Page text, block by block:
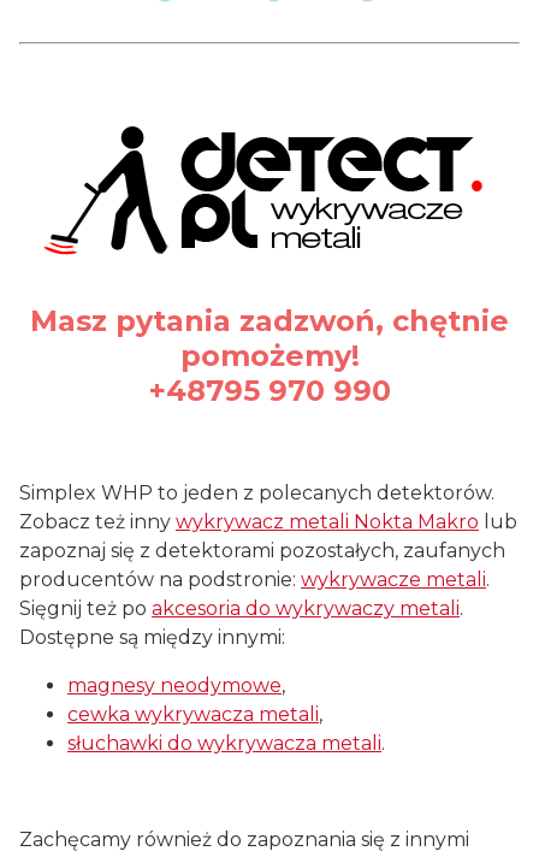
Masz pytania zadzwoń, chętnie
pomożemy!
+48795 970 990
Simplex WHP to jeden z polecanych detektorów.
Zobacz też inny wykrywacz metali Nokta Makro lub
zapoznaj się z detektorami pozostałych, zaufanych
producentów na podstronie: wykrywacze metali.
Sięgnij też po akcesoria do wykrywaczy metali.
Dostępne są między innymi:
magnesy neodymowe,
cewka wykrywacza metali,
słuchawki do wykrywacza metali.
Zachęcamy również do zapoznania się z innymi